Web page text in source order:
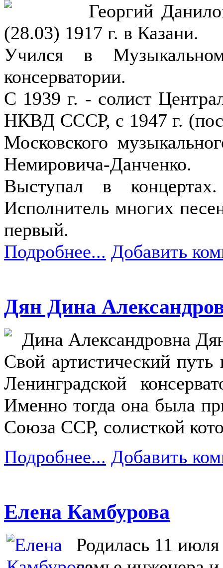
Георгий
(28.03) 1917 г. в Казани.
Учился в
консерватории.
С 1939 г. - солист
НКВД СССР, с 1947 г.
Московского
Немировича-Данченко.
Выступал в
Исполнитель многих
первый.
Подробнее... Добавить
Дян Дина
Дина Александровна
Свой артистический
Ленинградской
Именно тогда она была
Союза ССР, солисткой
Подробнее... Добавить
Елена Камбурова
Родилась 11